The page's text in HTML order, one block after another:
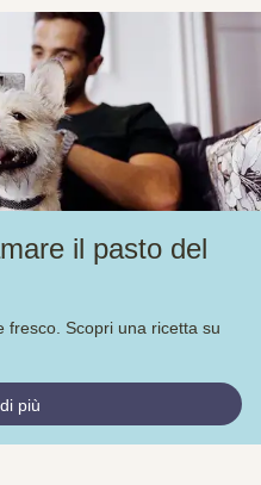
il pasto del
fresco. Scopri una ricetta su
più